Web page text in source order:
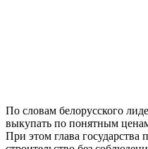
По словам белорусского
выкупать по понятным
При этом глава